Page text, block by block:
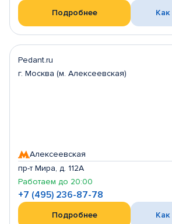
Подробнее Как
Pedant.ru
г. Москва (м. Алексеевская)
Алексеевская
пр-т Мира, д. 112А
Работаем до 20:00
+7 (495) 236-87-78
Подробнее Как